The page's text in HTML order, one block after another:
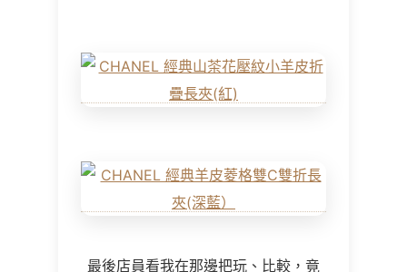
最後店員看我在那邊把玩、比較，竟